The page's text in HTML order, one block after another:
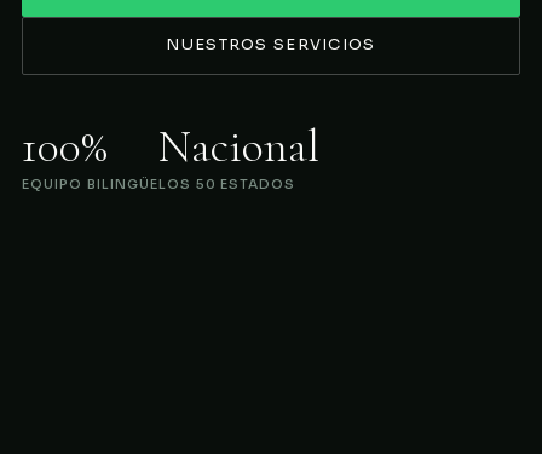
NUESTROS SERVICIOS
100%
EQUIPO BILINGÜE
Nacional
LOS 50 ESTADOS